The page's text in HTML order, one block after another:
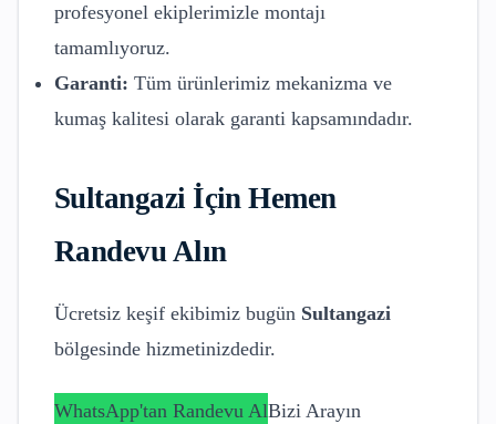
profesyonel ekiplerimizle montajı
tamamlıyoruz.
Garanti: Tüm ürünlerimiz mekanizma ve
kumaş kalitesi olarak garanti kapsamındadır.
Sultangaziİçin Hemen
Randevu Alın
Ücretsiz keşif ekibimiz bugün Sultangazi
bölgesinde hizmetinizdedir.
WhatsApp'tan Randevu AlBizi Arayın